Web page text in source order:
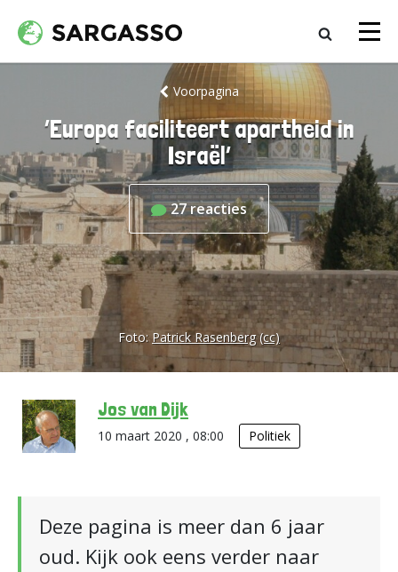
Voorpagina
‘Europa faciliteert apartheid in
Israël’
27reacties
Foto:Patrick Rasenberg (cc)
Jos van Dijk
10 maart 2020 , 08:00 Politiek
Deze pagina is meer dan 6 jaar
oud. Kijk ook eens verder naar